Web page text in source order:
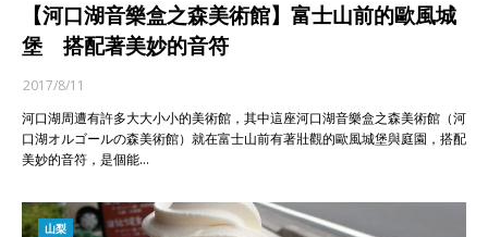
【河口湖音樂盒之森美術館】富士山前的歐風城
堡 搭配著美妙的音符
2017/8/11
河口湖周遭有許多大大小小的美術館，其中這座河口湖音樂盒之森美術館（河
口湖オルゴールの森美術館）就在富士山前有著壯觀的歐風城堡與庭園，搭配
美妙的音符，是個能…
山梨